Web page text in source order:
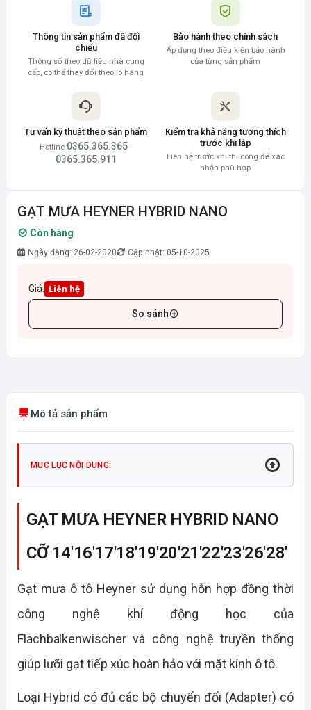
Thông tin sản phẩm đã đối
chiếu
Thông số theo dữ liệu nhà cung
cấp, có thể thay đổi theo lô hàng
Bảo hành theo chính sách
Áp dụng theo điều kiện bảo hành
của từng sản phẩm
Tư vấn kỹ thuật theo sản phẩm
Hotline 0365.365.365 ·
0365.365.911
Kiểm tra khả năng tương thích
trước khi lắp
Liên hệ trước khi thi công để xác
nhận phù hợp
GẠT MƯA HEYNER HYBRID NANO
Còn hàng
Ngày đăng: 26-02-2020 Cập nhật: 05-10-2025
Giá: Liên hệ
So sánh
Mô tả sản phẩm
MỤC LỤC NỘI DUNG:
GẠT MƯA HEYNER HYBRID NANO
CỠ 14'16'17'18'19'20'21'22'23'26'28'
Gạt mưa ô tô Heyner sử dụng hỗn hợp đồng thời
công nghệ khí động học của
Flachbalkenwischer và công nghệ truyền thống
giúp lưỡi gạt tiếp xúc hoàn hảo với mặt kính ô tô.
Loại Hybrid có đủ các bộ chuyển đổi (Adapter) có